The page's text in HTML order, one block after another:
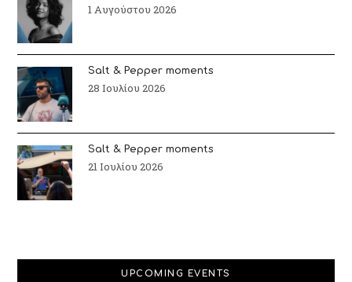
1 Αυγούστου 2026
Salt & Pepper moments
28 Ιουλίου 2026
Salt & Pepper moments
21 Ιουλίου 2026
UPCOMING EVENTS